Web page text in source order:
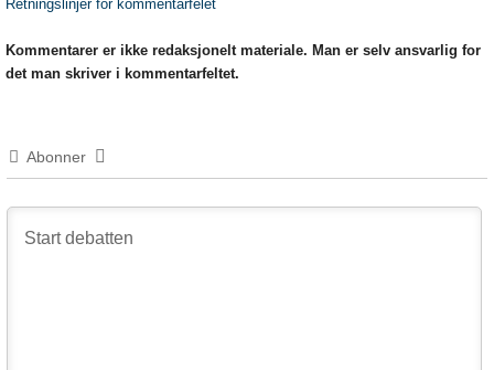
Retningslinjer for kommentarfelet
Kommentarer er ikke redaksjonelt materiale. Man er selv ansvarlig for
det man skriver i kommentarfeltet.
Abonner